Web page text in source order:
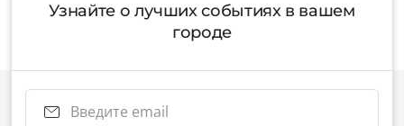
Узнайте о лучших событиях в вашем
городе